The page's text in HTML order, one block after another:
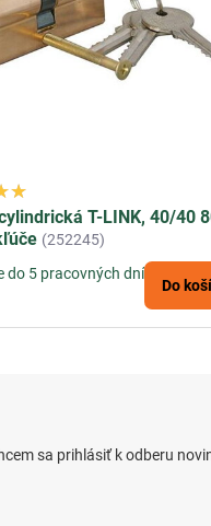
T-LINK, 40/40
(252245)
do 5 pracovných dní
Do
sa prihlásiť k odberu